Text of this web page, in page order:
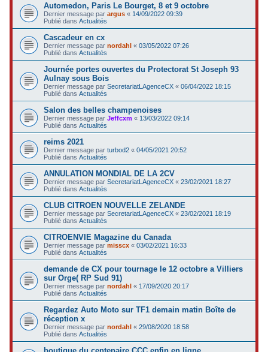
Automedon, Paris Le Bourget, 8 et 9 octobre
Dernier message parargus « 14/09/2022 09:39
Publié dansActualités
Cascadeur en cx
Dernier message parnordahl «03/05/2022 07:26
Publié dansActualités
Journée portes ouvertes du Protectorat St Joseph 93
Aulnay sous Bois
Dernier message parSecretariatLAgenceCX «06/04/2022 18:15
Publié dansActualités
Salon des belles champenoises
Dernier message parJeffcxm « 13/03/2022 09:14
Publié dansActualités
reims 2021
Dernier message parturbod2 «04/05/2021 20:52
Publié dansActualités
ANNULATION MONDIAL DE LA 2CV
Dernier message parSecretariatLAgenceCX «23/02/2021 18:27
Publié dansActualités
CLUB CITROEN NOUVELLE ZELANDE
Dernier message parSecretariatLAgenceCX «23/02/2021 18:19
Publié dansActualités
CITROENVIE Magazine du Canada
Dernier message parmisscx «03/02/2021 16:33
Publié dansActualités
demande de CX pour tournage le 12 octobre a Villiers
sur Orge( RP Sud 91)
Dernier message parnordahl « 17/09/2020 20:17
Publié dansActualités
Regardez Auto Moto sur TF1 demain matin Boîte de
réception x
Dernier message parnordahl «29/08/2020 18:58
Publié dansActualités
boutique du centenaire CCC enfin en ligne